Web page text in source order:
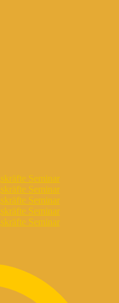
Seminar
Seminar
Seminar
Seminar
Seminar